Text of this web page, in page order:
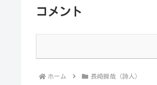
コメント
ホーム 長崎瞬哉（詩人）